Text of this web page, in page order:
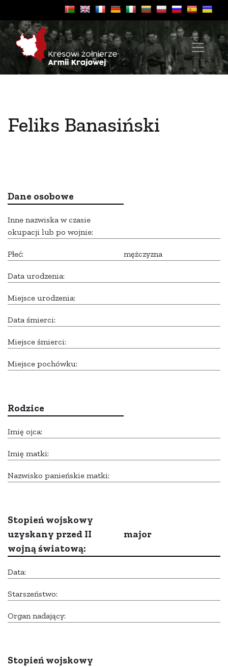
Feliks Banasiński
Dane osobowe
Inne nazwiska w czasie
okupacji lub po wojnie:
Płeć: mężczyzna
Data urodzenia:
Miejsce urodzenia:
Data śmierci:
Miejsce śmierci:
Miejsce pochówku:
Rodzice
Imię ojca:
Imię matki:
Nazwisko panieńskie matki:
Stopień wojskowy
uzyskany przed II
wojną światową:
major
Data:
Starszeństwo:
Organ nadający:
Stopień wojskowy